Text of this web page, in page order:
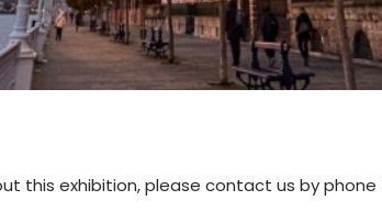
this exhibition, please contact us by phone